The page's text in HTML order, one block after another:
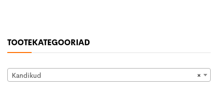
TOOTEKATEGOORIAD
×
Kandikud